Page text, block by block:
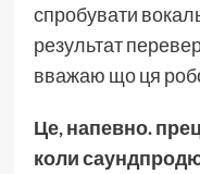
спробувати
результат
вважаю що ця
Це, напевно.
коли